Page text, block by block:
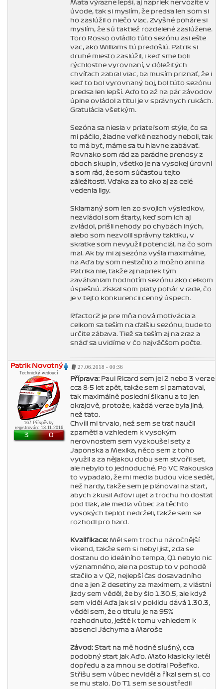
Maťa výrazne lepší, aj napriek nervozite v
úvode, tak si myslím, že predsa len som si
ho zaslúžil o niečo viac. Zvyšné poháre si
myslím, že sú taktiež rozdelené zaslúžene.
Toro Rosso ovládlo túto sezónu asi ešte
vac, ako Williams tú predošlú. Patrik si
druhé miesto zaslúžil, i keď sme boli
rýchlostne vyrovnaní, v dôležitých
chvíľach zabral viac, ba musím priznať, že i
keď to bol vyrovnaný boj, bol túto sezónu
predsa len lepší. Aďo to až na pár závodov
úplne ovládol a titul je v správnych rukách.
Gratulácia všetkým.
Sezóna sa niesla v priateľsom stýle, čo sa
mi páčilo, žiadne veľké nezhody neboli, tak
to má byť, máme sa tu hlavne zabávať.
Rovnako som rád za parádne prenosy z
oboch skupín, všetko je na vysokej úrovni
a som rád, že som súčasťou tejto
záležitosti. Vďaka za to ako aj za celé
vedenia ligy.
Sklamaný som len zo svojich výsledkov,
nezvládol som štarty, keď som ich aj
zvládol, prišli nehody po chybách iných,
alebo som nezvolil správny taktiku, v
skratke som nevyužil potenciál, na čo som
mal. Ak by mi aj sezóna vyšla maximálne,
na Aďa by som nestačilo a možno ani na
Patrika nie, takže aj napriek tým
zaváhaniam hodnotím sezónu ako celkom
úspešnú. Získal som piaty pohár v rade, čo
je v tejto konkurencii cenný úspech.
Rfactor2 je pre mňa nová motivácia a
celkom sa teším na ďalšiu sezónu, bude to
určite zábava. Tiež sa teším aj na zraz a
snáď sa uvidíme v čo najväčšom počte.
Patrik Novotný
Technický vedoucí
167 Příspěvky
registrován: 13.11.2016
3 0
27.06.2018 - 00:36
Příprava: Paul Ricard sem jel 2 nebo 3 verze
cca 8-5 let zpět, takže sem si pamatoval,
tak maximálně poslední šikanu a to jen
okrajově, protože, každá verze byla jiná,
než tato.
Chvíli mi trvalo, než sem se trať naučil
zpaměti a vzhledem k vysokým
nerovnostem sem vyzkoušel sety z
Japonska a Mexika, něco sem z toho
využil a za nějakou dobu sem stvořil set,
ale nebylo to jednoduché. Po VC Rakouska
to vypadalo, že mi media budou více sedět,
než hardy, takže sem je plánoval na start,
abych zkusil Aďovi ujet a trochu ho dostat
pod tlak, ale media vůbec za těchto
vysokých teplot nedrželi, takže sem se
rozhodl pro hard.
Kvalifikace: Měl sem trochu náročnější
víkend, takže sem si nebyl jist, zda se
dostanu do ideálního tempa, Q1 nebylo nic
významného, ale na postup to v pohodě
stačilo a v Q2, nejlepší čas dosavadního
dne a jen 2 desetiny za maximem, z vlástní
jízdy sem věděl, že by šlo 1.30.5, ale když
sem viděl Aďa jak si v poklidu dává 1.30.3,
věděl sem, že o titulu je na 95%
rozhodnuto, ještě k tomu vzhledem k
absenci Jáchyma a Maroše
Závod: Start na mě hodně slušný, cca
podobný start jak Aďo. Maťo klasicky letěl
dopředu a za mnou se dotíral Pošefko.
Stříšu sem vůbec neviděl a říkal sem si, co
se mu stalo. Do T1 sem se soustředil